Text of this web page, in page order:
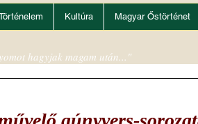
Kultúra Magyar Őstörténet
hagyjak magam után..."